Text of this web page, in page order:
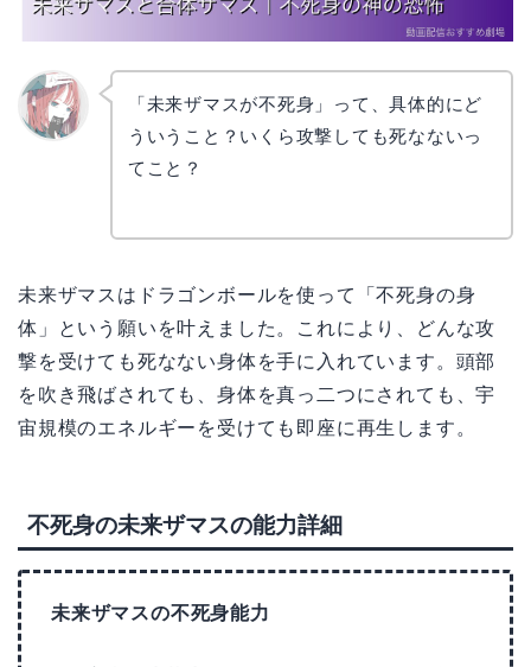
「未来ザマスが不死身」って、具体的にど
ういうこと？いくら攻撃しても死なないっ
てこと？
未来ザマスはドラゴンボールを使って「不死身の身
体」という願いを叶えました。これにより、どんな攻
撃を受けても死なない身体を手に入れています。頭部
を吹き飛ばされても、身体を真っ二つにされても、宇
宙規模のエネルギーを受けても即座に再生します。
不死身の未来ザマスの能力詳細
未来ザマスの不死身能力